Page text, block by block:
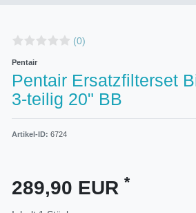
(0)
Pentair
Pentair Ersatzfilterset
3-teilig 20" BB
Artikel-ID: 6724
289,90 EUR *